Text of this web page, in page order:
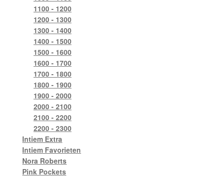
1100 - 1200
1200 - 1300
1300 - 1400
1400 - 1500
1500 - 1600
1600 - 1700
1700 - 1800
1800 - 1900
1900 - 2000
2000 - 2100
2100 - 2200
2200 - 2300
Intiem Extra
Intiem Favorieten
Nora Roberts
Pink Pockets